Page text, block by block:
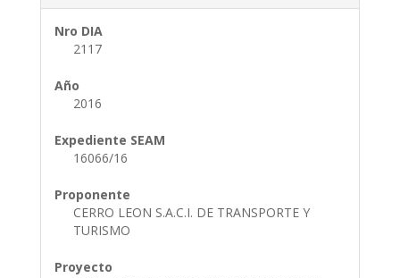
Nro DIA
2117
Año
2016
Expediente SEAM
16066/16
Proponente
CERRO LEON S.A.C.I. DE TRANSPORTE Y
TURISMO
Proyecto